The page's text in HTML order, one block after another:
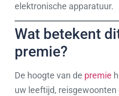
elektronische apparatuur.
Wat betekent
premie?
De hoogte van de premie
uw leeftijd, reisgewoonten